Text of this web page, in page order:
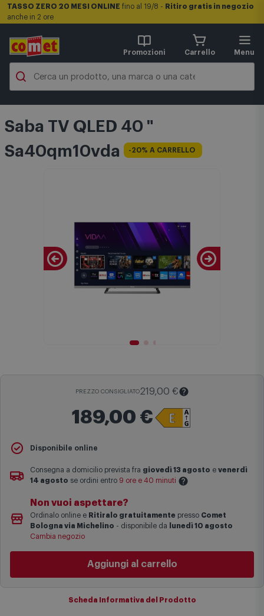
TASSO ZERO 20 MESI ONLINE fino al 19/8 - Ritiro gratis in negozio
anche in 2 ore
Promozioni Carrello Menu
Saba TV QLED 40 "
Sa40qm10vda
-20% A CARRELLO
PREZZO CONSIGLIATO219,00 €
189,00 €
Il Prezzo Consigliato
dal produttore e viene mostrato al fine di fornire un confronto con il
prezzo finale di vendita anche in assenza di sconti.
Maggiori informazioni
Disponibile online
Consegna a domicilio prevista fra giovedì 13 agosto e venerdì
14 agosto se ordini entro 9 ore e 40 minuti
Le date previste per la consegna sono una stima approssimativa
basata sulle statistiche di consegna in possesso di Comet.
I tempi di consegna effettivi potrebbero variare in situazioni
complesse come isole e regioni montane, consegna nei periodi
festivi e ricorrenze principali o in circostanze eccezionali).
Si ricorda inoltre che i prodotti acquistati in modalità di
nella pagina del prodotto.
Non vuoi aspettare?
Ordinalo online e Ritiralo gratuitamente presso Comet
Bologna via Michelino - disponibile da
lunedì 10 agosto
Cambia negozio
Aggiungi al carrello
Scheda Informativa del Prodotto